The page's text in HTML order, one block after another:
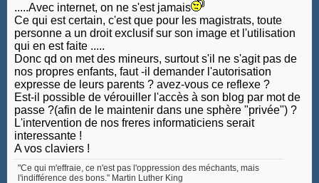
.....Avec internet, on ne s'est jamais
Ce qui est certain, c'est que pour les magistrats, toute
personne a un droit exclusif sur son image et l'utilisation
qui en est faite .....
Donc qd on met des mineurs, surtout s'il ne s'agit pas de
nos propres enfants, faut -il demander l'autorisation
expresse de leurs parents ? avez-vous ce reflexe ?
Est-il possible de vérouiller l'accès à son blog par mot de
passe ?(afin de le maintenir dans une sphère "privée") ?
L'intervention de nos freres informaticiens serait
interessante !
A vos claviers !
"Ce qui m'effraie, ce n'est pas l'oppression des méchants, mais
l'indifférence des bons." Martin Luther King